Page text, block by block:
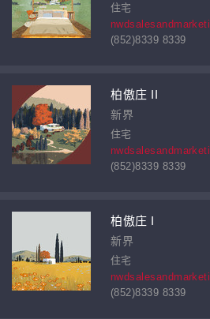
住宅
(852)8339 8339
柏傲庄 II
新界
住宅
(852)8339 8339
柏傲庄 I
新界
住宅
(852)8339 8339